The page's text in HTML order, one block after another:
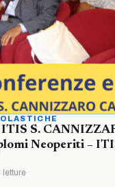
S.
Neoperiti –
letture